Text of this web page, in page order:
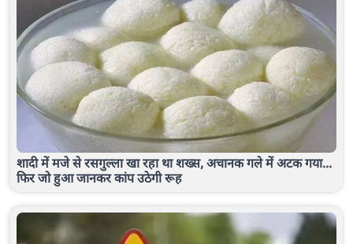
शादी में मजे से रसगुल्ला खा रहा था शख्स, अचानक गले में अटक गया...
फिर जो हुआ जानकर कांप उठेगी रूह